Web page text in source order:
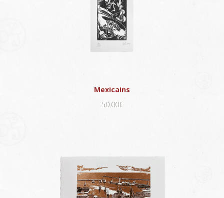
Mexicains
50.00€